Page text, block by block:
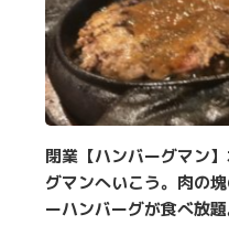
閉業【ハンバーグマン
グマンへいこう。肉の
ーハンバーグが食べ放題